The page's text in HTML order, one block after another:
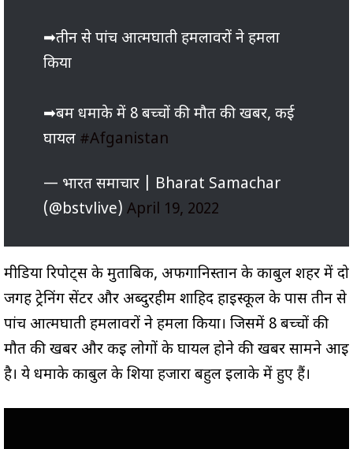
➡तीन से पांच आत्मघाती हमलावरों ने हमला
किया
➡बम धमाके में 8 बच्चों की मौत की खबर, कई
घायल #Afganistan
— भारत समाचार | Bharat Samachar
(@bstvlive) April 19, 2022
मीडिया रिपोर्ट्स के मुताबिक, अफगानिस्तान के काबुल शहर में दो
जगह ट्रेनिंग सेंटर और अब्दुरहीम शाहिद हाईस्कूल के पास तीन से
पांच आत्मघाती हमलावरों ने हमला किया। जिसमें 8 बच्चों की
मौत की खबर और कई लोगों के घायल होने की खबर सामने आई
है। ये धमाके काबुल के शिया हजारा बहुल इलाके में हुए हैं।